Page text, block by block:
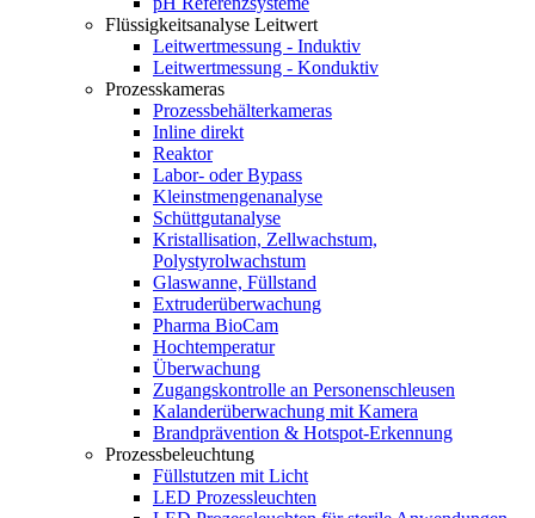
Flüssigkeitsanalyse Leitwert
Leitwertmessung - Induktiv
Leitwertmessung - Konduktiv
Prozesskameras
Prozessbehälterkameras
Inline direkt
Reaktor
Labor- oder Bypass
Kleinstmengenanalyse
Schüttgutanalyse
Kristallisation, Zellwachstum,
Polystyrolwachstum
Glaswanne, Füllstand
Extruderüberwachung
Pharma BioCam
Hochtemperatur
Überwachung
Zugangskontrolle an Personenschleusen
Kalanderüberwachung mit Kamera
Brandprävention & Hotspot-Erkennung
Prozessbeleuchtung
Füllstutzen mit Licht
LED Prozessleuchten